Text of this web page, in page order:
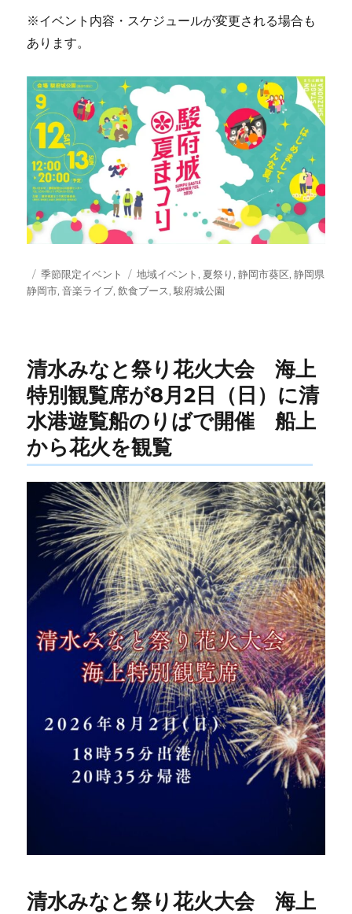
※イベント内容・スケジュールが変更される場合も
あります。
投
稿
カ
テ
季節限定イベント
タ
グ
地域イベント, 夏祭り,静岡市葵区,静岡県
静岡市,音楽ライブ,飲食ブース,駿府城公園
清水みなと祭り花火大会 海上
特別観覧席が8月2日（日）に清
水港遊覧船のりばで開催 船上
から花火を観覧
清水みなと祭り花火大会 海上